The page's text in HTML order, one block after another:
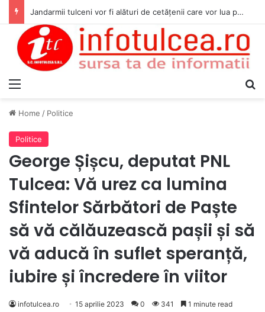
Jandarmii tulceni vor fi alături de cetățenii care vor lua parte la Festivalul Folk Țestos
Home / Politice
Politice
George Șișcu, deputat PNL
Tulcea: Vă urez ca lumina
Sfintelor Sărbători de Paște
să vă călăuzească pașii și să
vă aducă în suflet speranță,
iubire și încredere în viitor
infotulcea.ro 15 aprilie 2023 0 341 1 minute read